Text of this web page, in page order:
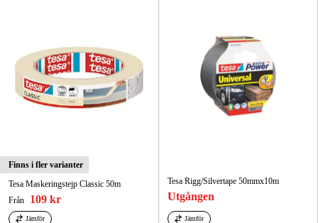
Finns i fler varianter
Tesa Maskeringstejp Classic 50m
Från
109 kr
Jämför
Tesa Rigg/Silvertape 50mmx10m
Utgången
Jämför